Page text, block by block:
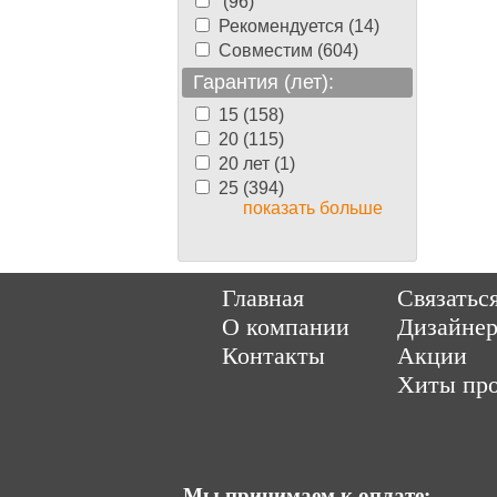
Рекомендуется (14)
Совместим (604)
Гарантия (лет):
15 (158)
20 (115)
20 лет (1)
25 (394)
показать больше
Главная
О компании
Контакты
Акции
Хиты